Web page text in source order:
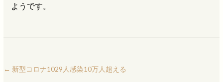
ようです。
← 新型コロナ1029人感染10万人超える